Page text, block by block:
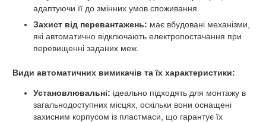
адаптуючи її до змінних умов споживання.
Захист від перевантажень: має вбудовані механізми,
які автоматично відключають електропостачання при
перевищенні заданих меж.
Види автоматичних вимикачів та їх характеристики:
Установлювальні: ідеально підходять для монтажу в
загальнодоступних місцях, оскільки вони оснащені
захисним корпусом із пластмаси, що гарантує їх